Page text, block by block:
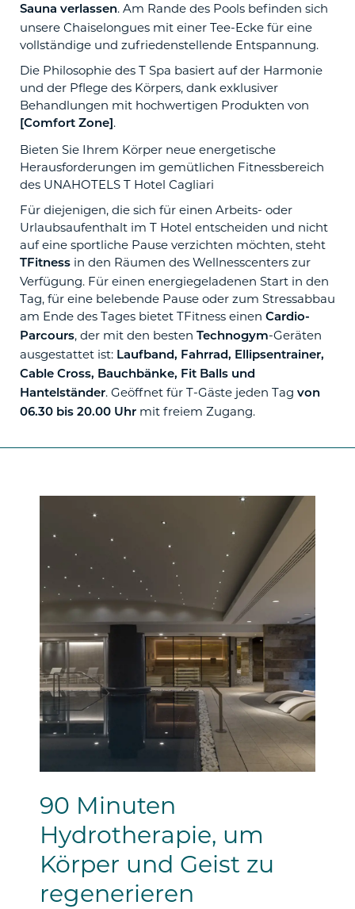
Sauna verlassen. Am Rande des Pools befinden sich
unsere Chaiselongues mit einer Tee-Ecke für eine
vollständige und zufriedenstellende Entspannung.
Die Philosophie des T Spa basiert auf der Harmonie
und der Pflege des Körpers, dank exklusiver
Behandlungen mit hochwertigen Produkten von
[Comfort Zone] .
Bieten Sie Ihrem Körper neue energetische
Herausforderungen im gemütlichen Fitnessbereich
des UNAHOTELS T Hotel Cagliari
Für diejenigen, die sich für einen Arbeits- oder
Urlaubsaufenthalt im T Hotel entscheiden und nicht
auf eine sportliche Pause verzichten möchten, steht
TFitness in den Räumen des Wellnesscenters zur
Verfügung. Für einen energiegeladenen Start in den
Tag, für eine belebende Pause oder zum Stressabbau
am Ende des Tages bietet TFitness einen Cardio-
Parcours, der mit den besten Technogym-Geräten
ausgestattet ist: Laufband, Fahrrad, Ellipsentrainer,
Cable Cross, Bauchbänke, Fit Balls und
Hantelständer. Geöffnet für T-Gäste jeden Tag von
06.30 bis 20.00 Uhr mit freiem Zugang.
90 Minuten
Hydrotherapie, um
Körper und Geist zu
regenerieren